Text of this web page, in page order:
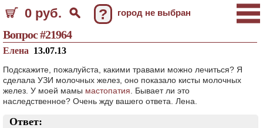
0 руб. ? город не выбран
Вопрос #21964
Елена 13.07.13
Подскажите, пожалуйста, какими травами можно лечиться? Я
сделала УЗИ молочных желез, оно показало кисты молочных
желез. У моей мамы мастопатия . Бывает ли это
наследственное? Очень жду вашего ответа. Лена.
Ответ: